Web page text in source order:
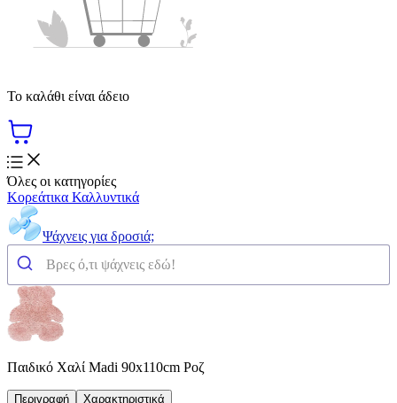
Το καλάθι είναι άδειο
Όλες οι κατηγορίες
Κορεάτικα Καλλυντικά
Ψάχνεις για δροσιά;
Παιδικό Χαλί Madi 90x110cm Ροζ
Περιγραφή Χαρακτηριστικά